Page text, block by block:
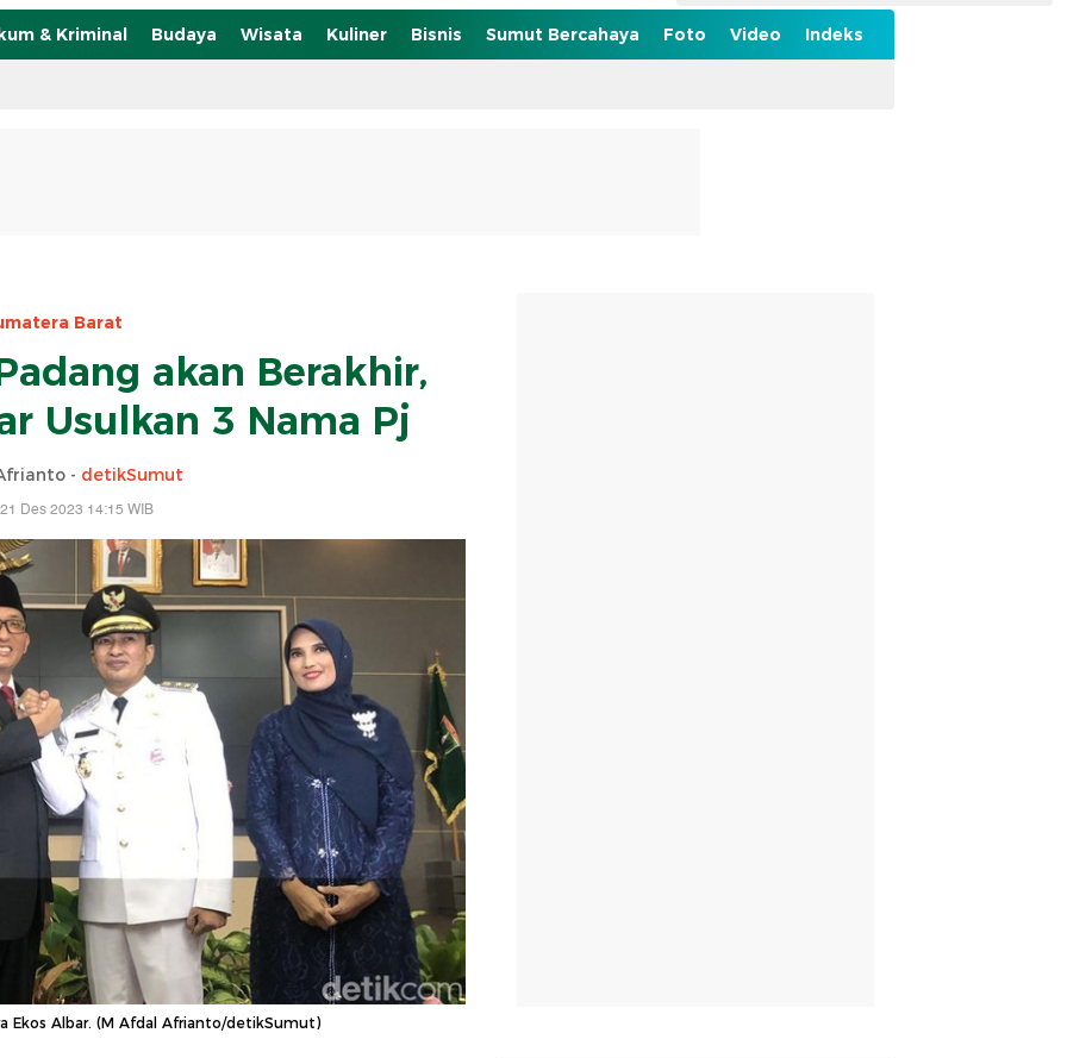
& Kriminal Budaya Wisata Kuliner Bisnis Sumut Bercahaya Foto Video Indeks
Barat
akan Berakhir,
Usulkan 3 Nama Pj
- detikSumut
Des 2023 14:15 WIB
Ekos Albar. (M Afdal Afrianto/detikSumut)